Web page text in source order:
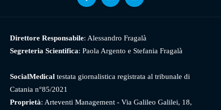
Direttore Responsabile: Alessandro Fragalà
Segreteria Scientifica: Paola Argento e Stefania Fragalà
SocialMedical testata giornalistica registrata al tribunale di
Catania n°85/2021
Proprietà: Arteventi Management - Via Galileo Galilei, 18,